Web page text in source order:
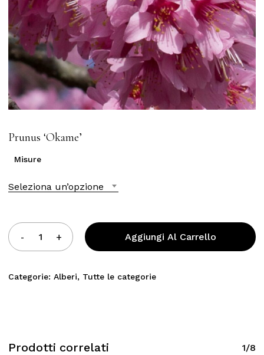
Prunus ‘Okame’
Misure
Seleziona un’opzione
Aggiungi Al Carrello
Categorie: Alberi, Tutte le categorie
Prodotti correlati 1/8